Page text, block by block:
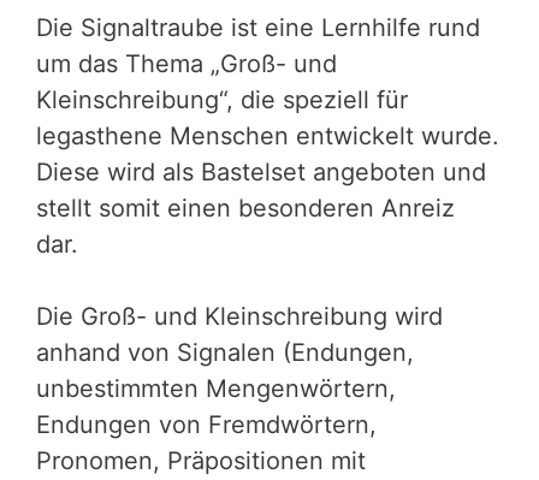
Die Signaltraube ist eine Lernhilfe rund
um das Thema „Groß- und
Kleinschreibung“, die speziell für
legasthene Menschen entwickelt wurde.
Diese wird als Bastelset angeboten und
stellt somit einen besonderen Anreiz
dar.
Die Groß- und Kleinschreibung wird
anhand von Signalen (Endungen,
unbestimmten Mengenwörtern,
Endungen von Fremdwörtern,
Pronomen, Präpositionen mit